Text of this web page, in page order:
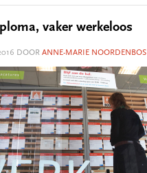
vaker werkeloos
DOOR ANNE-MARIE NOORDENBOS